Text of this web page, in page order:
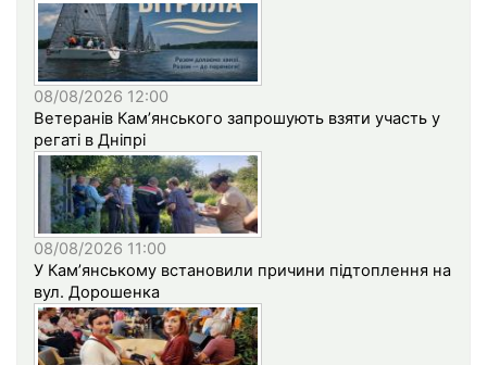
08/08/2026 12:00
Ветеранів Кам’янського запрошують взяти участь у
регаті в Дніпрі
08/08/2026 11:00
У Кам’янському встановили причини підтоплення на
вул. Дорошенка